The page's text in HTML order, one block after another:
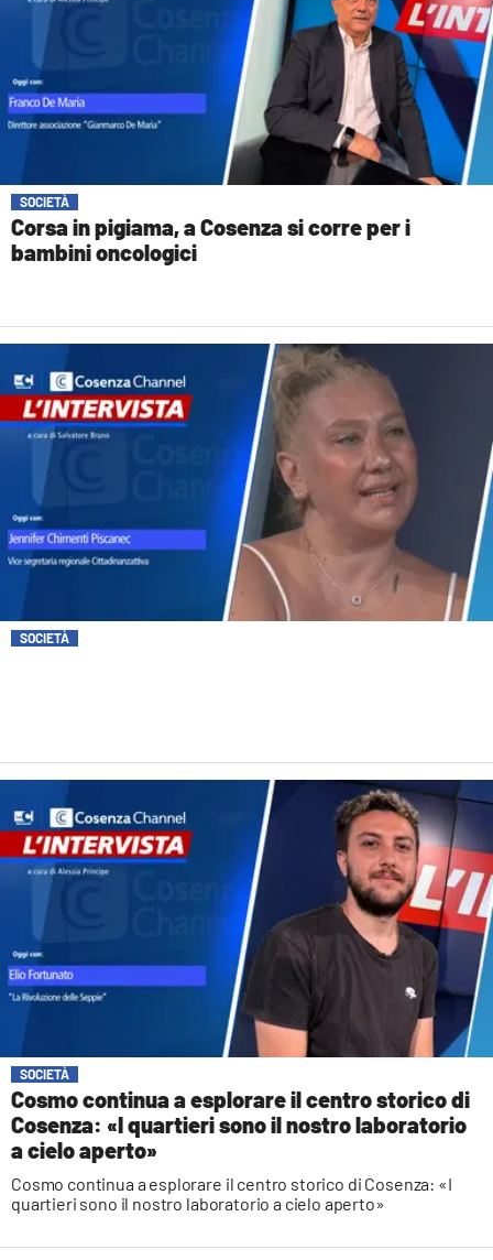
SOCIETÀ
Corsa in pigiama, a Cosenza si corre per i
bambini oncologici
SOCIETÀ
SOCIETÀ
Cosmo continua a esplorare il centro storico di
Cosenza: «I quartieri sono il nostro laboratorio
a cielo aperto»
Cosmo continua a esplorare il centro storico di Cosenza: «I
quartieri sono il nostro laboratorio a cielo aperto»